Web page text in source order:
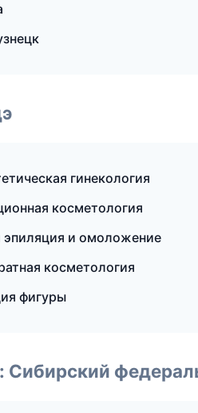
гинекология
косметология
и омоложение
косметология
фигуры
Сибирский